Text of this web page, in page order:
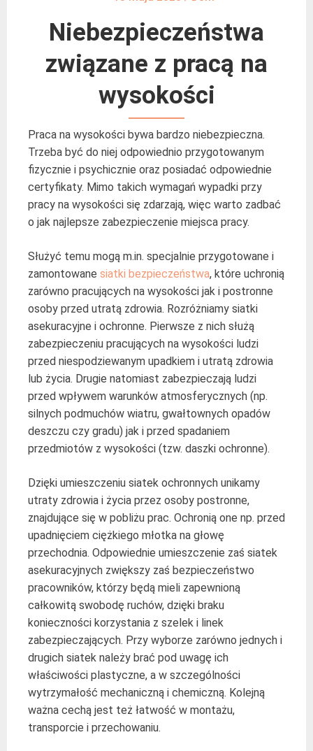
Niebezpieczeństwa
związane z pracą na
wysokości
Praca na wysokości bywa bardzo niebezpieczna.
Trzeba być do niej odpowiednio przygotowanym
fizycznie i psychicznie oraz posiadać odpowiednie
certyfikaty. Mimo takich wymagań wypadki przy
pracy na wysokości się zdarzają, więc warto zadbać
o jak najlepsze zabezpieczenie miejsca pracy.
Służyć temu mogą m.in. specjalnie przygotowane i
zamontowane siatki bezpieczeństwa, które uchronią
zarówno pracujących na wysokości jak i postronne
osoby przed utratą zdrowia. Rozróżniamy siatki
asekuracyjne i ochronne. Pierwsze z nich służą
zabezpieczeniu pracujących na wysokości ludzi
przed niespodziewanym upadkiem i utratą zdrowia
lub życia. Drugie natomiast zabezpieczają ludzi
przed wpływem warunków atmosferycznych (np.
silnych podmuchów wiatru, gwałtownych opadów
deszczu czy gradu) jak i przed spadaniem
przedmiotów z wysokości (tzw. daszki ochronne).
Dzięki umieszczeniu siatek ochronnych unikamy
utraty zdrowia i życia przez osoby postronne,
znajdujące się w pobliżu prac. Ochronią one np. przed
upadnięciem ciężkiego młotka na głowę
przechodnia. Odpowiednie umieszczenie zaś siatek
asekuracyjnych zwiększy zaś bezpieczeństwo
pracowników, którzy będą mieli zapewnioną
całkowitą swobodę ruchów, dzięki braku
konieczności korzystania z szelek i linek
zabezpieczających. Przy wyborze zarówno jednych i
drugich siatek należy brać pod uwagę ich
właściwości plastyczne, a w szczególności
wytrzymałość mechaniczną i chemiczną. Kolejną
ważna cechą jest też łatwość w montażu,
transporcie i przechowaniu.